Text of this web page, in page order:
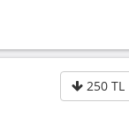
250 TL